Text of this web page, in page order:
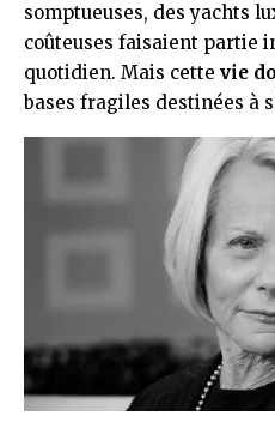
somptueuses, des yachts
coûteuses faisaient partie
quotidien. Mais cette vie
bases fragiles destinées à